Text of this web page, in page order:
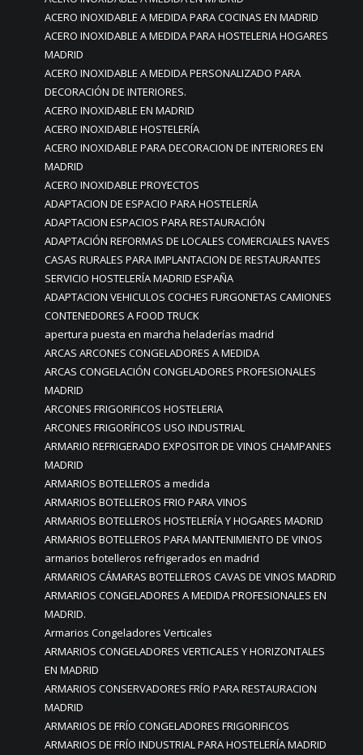
ACERO INOXIDABLE A MEDIDA PARA COCINAS EN MADRID
ACERO INOXIDABLE A MEDIDA PARA HOSTELERIA HOGARES
MADRID
ACERO INOXIDABLE A MEDIDA PERSONALIZADO PARA
DECORACIÓN DE INTERIORES.
ACERO INOXIDABLE EN MADRID
ACERO INOXIDABLE HOSTELERÍA
ACERO INOXIDABLE PARA DECORACION DE INTERIORES EN
MADRID
ACERO INOXIDABLE PROYECTOS
ADAPTACION DE ESPACIO PARA HOSTELERÍA
ADAPTACION ESPACIOS PARA RESTAURACIÓN
ADAPTACIÓN REFORMAS DE LOCALES COMERCIALES NAVES
CASAS RURALES PARA IMPLANTACION DE RESTAURANTES
SERVICIO HOSTELERÍA MADRID ESPAÑA
ADAPTACION VEHICULOS COCHES FURGONETAS CAMIONES
CONTENEDORES A FOOD TRUCK
apertura puesta en marcha heladerías madrid
ARCAS ARCONES CONGELADORES A MEDIDA
ARCAS CONGELACIÓN CONGELADORES PROFESIONALES
MADRID
ARCONES FRIGORIFICOS HOSTELERIA
ARCONES FRIGORÍFICOS USO INDUSTRIAL
ARMARIO REFRIGERADO EXPOSITOR DE VINOS CHAMPANES
MADRID
ARMARIOS BOTELLEROS a medida
ARMARIOS BOTELLEROS FRIO PARA VINOS
ARMARIOS BOTELLEROS HOSTELERÍA Y HOGARES MADRID
ARMARIOS BOTELLEROS PARA MANTENIMIENTO DE VINOS
armarios botelleros refrigerados en madrid
ARMARIOS CÁMARAS BOTELLEROS CAVAS DE VINOS MADRID
ARMARIOS CONGELADORES A MEDIDA PROFESIONALES EN
MADRID.
Armarios Congeladores Verticales
ARMARIOS CONGELADORES VERTICALES Y HORIZONTALES
EN MADRID
ARMARIOS CONSERVADORES FRÍO PARA RESTAURACION
MADRID
ARMARIOS DE FRÍO CONGELADORES FRIGORIFICOS
ARMARIOS DE FRÍO INDUSTRIAL PARA HOSTELERÍA MADRID